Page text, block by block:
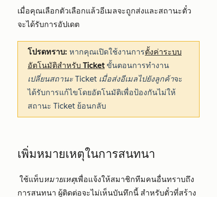
เมื่อคุณเลือกตัวเลือกแล้วอีเมลจะถูกส่งและสถานะตั๋ว
จะได้รับการอัปเดต
โปรดทราบ: หากคุณเปิดใช้งานการตั้งค่าระบบ
อัตโนมัติสำหรับ Ticket ขั้นตอนการทำงาน
เปลี่ยนสถานะ Ticket เมื่อส่งอีเมลไปยังลูกค้าจะ
ได้รับการแก้ไขโดยอัตโนมัติเพื่อป้องกันไม่ให้
สถานะ Ticket ย้อนกลับ
เพิ่มหมายเหตุในการสนทนา
ใช้แท็บหมายเหตุเพื่อแจ้งให้สมาชิกทีมคนอื่นทราบถึง
การสนทนา ผู้ติดต่อจะไม่เห็นบันทึกนี้ สำหรับตั๋วที่สร้าง